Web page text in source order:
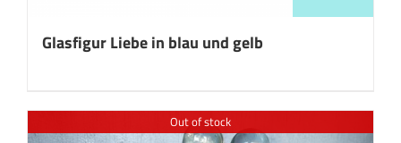
Glasfigur Liebe in blau und gelb
Out of stock